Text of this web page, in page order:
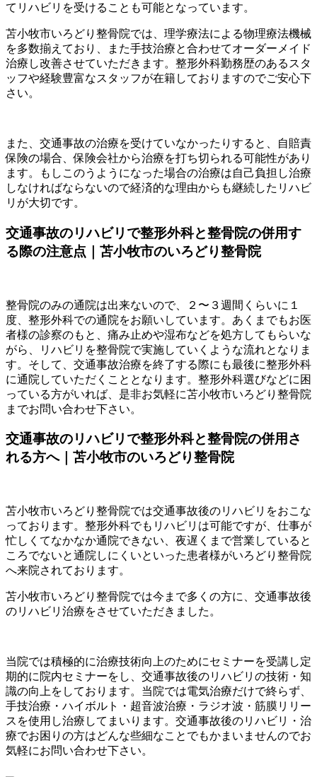
てリハビリを受けることも可能となっています。
苫小牧市いろどり整骨院では、理学療法による物理療法機械
を多数揃えており、また手技治療と合わせてオーダーメイド
治療し改善させていただきます。整形外科勤務歴のあるスタ
ッフや経験豊富なスタッフが在籍しておりますのでご安心下
さい。
また、交通事故の治療を受けていなかったりすると、自賠責
保険の場合、保険会社から治療を打ち切られる可能性があり
ます。もしこのうようになった場合の治療は自己負担し治療
しなければならないので経済的な理由からも継続したリハビ
リが大切です。
交通事故のリハビリで整形外科と整骨院の併用す
る際の注意点｜苫小牧市のいろどり整骨院
整骨院のみの通院は出来ないので、２〜３週間くらいに１
度、整形外科での通院をお願いしています。あくまでもお医
者様の診察のもと、痛み止めや湿布などを処方してもらいな
がら、リハビリを整骨院で実施していくような流れとなりま
す。そして、交通事故治療を終了する際にも最後に整形外科
に通院していただくこととなります。整形外科選びなどに困
っている方がいれば、是非お気軽に苫小牧市いろどり整骨院
までお問い合わせ下さい。
交通事故のリハビリで整形外科と整骨院の併用さ
れる方へ｜苫小牧市のいろどり整骨院
苫小牧市いろどり整骨院では交通事故後のリハビリをおこな
っております。整形外科でもリハビリは可能ですが、仕事が
忙しくてなかなか通院できない、夜遅くまで営業していると
ころでないと通院しにくいといった患者様がいろどり整骨院
へ来院されております。
苫小牧市いろどり整骨院では今まで多くの方に、交通事故後
のリハビリ治療をさせていただきました。
当院では積極的に治療技術向上のためにセミナーを受講し定
期的に院内セミナーをし、交通事故後のリハビリの技術・知
識の向上をしております。当院では電気治療だけで終らず、
手技治療・ハイボルト・超音波治療・ラジオ波・筋膜リリー
スを使用し治療してまいります。交通事故後のリハビリ・治
療でお困りの方はどんな些細なことでもかまいませんのでお
気軽にお問い合わせ下さい。